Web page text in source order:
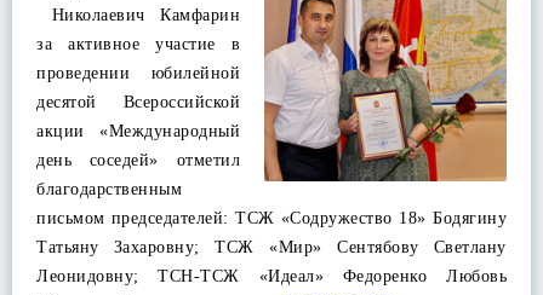
Николаевич Камфарин
за активное участие в
проведении юбилейной
десятой Всероссийской
акции «Международный
день соседей» отметил
благодарственным
письмом председателей: ТСЖ «Содружество 18» Бодягину
Татьяну Захаровну; ТСЖ «Мир» Сентябову Светлану
Леонидовну; ТСН-ТСЖ «Идеал» Федоренко Любовь